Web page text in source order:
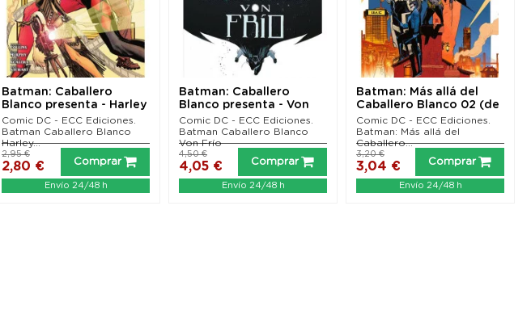
Batman: Caballero
Blanco presenta - Harley
Quinn 04 (de 6)
Comic DC - ECC Ediciones.
Batman Caballero Blanco
Harley...
2,80 €
2,95 €
Comprar
Envío 24/48 h
Batman: Caballero
Blanco presenta - Von
Frío
Comic DC - ECC Ediciones.
Batman Caballero Blanco
Von Frío
4,05 €
4,50 €
Comprar
Envío 24/48 h
Batman: Más allá del
Caballero Blanco 02 (de
8)
Comic DC - ECC Ediciones.
Batman: Más allá del
Caballero...
3,04 €
3,20 €
Comprar
Envío 24/48 h